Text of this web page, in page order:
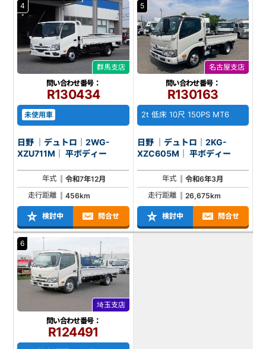
4
群馬支店
問い合わせ番号：
R130434
未使用車
日野 ｜デュトロ｜2WG-
XZU711M｜ 平ボディー
年式
令和7年12月
走行距離
456km
検討中 問合せ
5
名古屋支店
問い合わせ番号：
R130163
2t 低床 10尺 150PS MT6
日野 ｜デュトロ｜2KG-
XZC605M｜ 平ボディー
年式
令和6年3月
走行距離
26,675km
検討中 問合せ
6
埼玉支店
問い合わせ番号：
R124491